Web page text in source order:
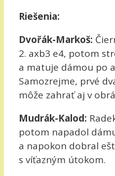
Riešenia:
Dvořák-Markoš:
2. axb3 e4, potom
a matuje dámou po
Samozrejme, prvé
môže zahrať aj v
Mudrák-Kalod:
potom napadol
a napokon dobral
s víťazným útokom.